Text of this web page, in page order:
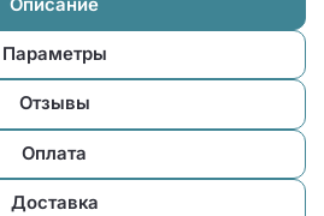
Параметры
Отзывы
Оплата
Доставка